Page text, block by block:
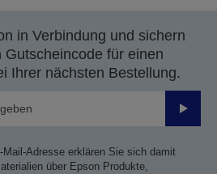
in Verbindung und sichern
für einen
Ihrer nächsten Bestellung.
Adresse erklären Sie sich damit
über Epson Produkte,